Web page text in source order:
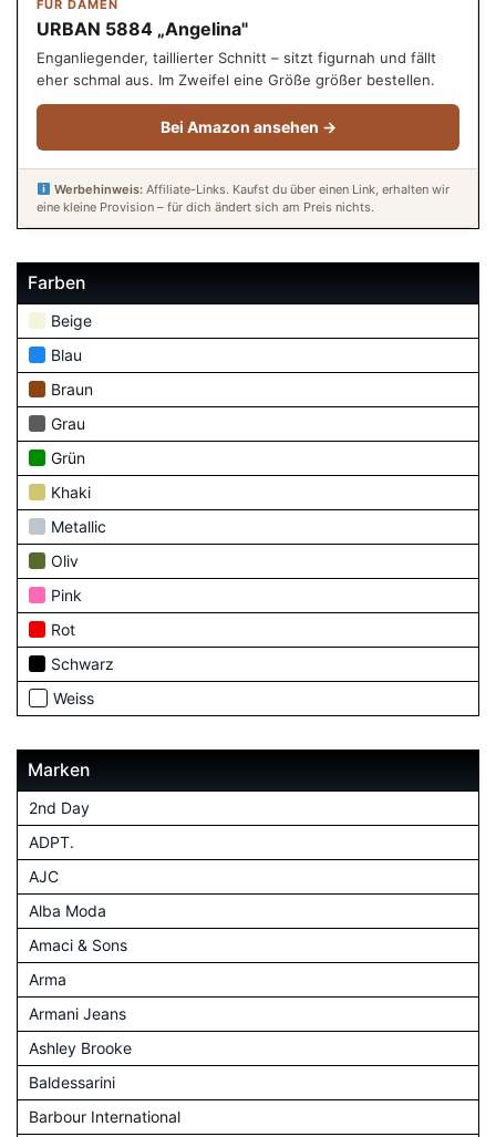
FÜR DAMEN
URBAN 5884 „Angelina"
Enganliegender, taillierter Schnitt – sitzt figurnah und fällt
eher schmal aus. Im Zweifel eine Größe größer bestellen.
Bei Amazon ansehen →
Werbehinweis:Affiliate-Links. Kaufst du über einen Link, erhalten wir
eine kleine Provision – für dich ändert sich am Preis nichts.
Farben
Beige
Blau
Braun
Grau
Grün
Khaki
Metallic
Oliv
Pink
Rot
Schwarz
Weiss
Marken
2nd Day
ADPT.
AJC
Alba Moda
Amaci & Sons
Arma
Armani Jeans
Ashley Brooke
Baldessarini
Barbour International